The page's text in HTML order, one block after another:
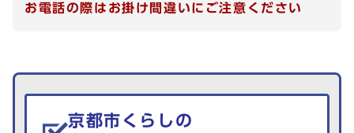
お電話の際はお掛け間違いにご注意ください
生活情報を探す
京都市くらしの